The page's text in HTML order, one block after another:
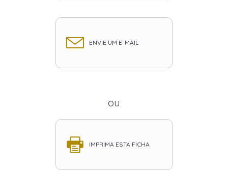
ENVIE UM E-MAIL
ou
IMPRIMA ESTA FICHA